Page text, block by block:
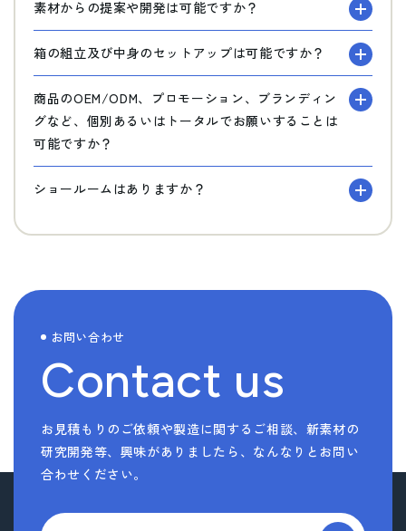
素材からの提案や開発は可能ですか？
箱の組立及び中身のセットアップは可能ですか？
商品のOEM/ODM、プロモーション、ブランディン
グなど、個別あるいはトータルでお願いすることは
可能ですか？
ショールームはありますか？
お問い合わせ
Contact us
お見積もりのご依頼や製造に関するご相談、新素材の
研究開発等、 興味がありましたら、なんなりとお問い
合わせください。